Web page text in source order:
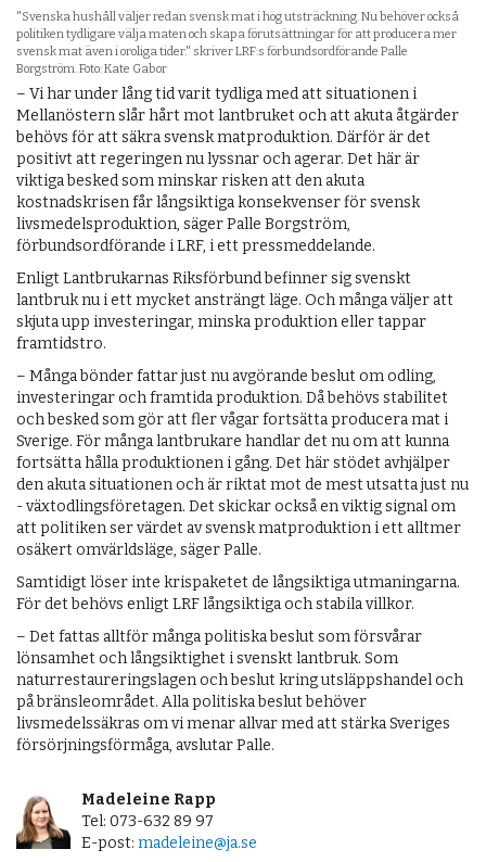
"Svenska hushåll väljer redan svensk mat i hög utsträckning. Nu behöver också
politiken tydligare välja maten och skapa förutsättningar för att producera mer
svensk mat även i oroliga tider." skriver LRF:s förbundsordförande Palle
Borgström. Foto: Kate Gabor
– Vi har under lång tid varit tydliga med att situationen i
Mellanöstern slår hårt mot lantbruket och att akuta åtgärder
behövs för att säkra svensk matproduktion. Därför är det
positivt att regeringen nu lyssnar och agerar. Det här är
viktiga besked som minskar risken att den akuta
kostnadskrisen får långsiktiga konsekvenser för svensk
livsmedelsproduktion, säger Palle Borgström,
förbundsordförande i LRF, i ett pressmeddelande.
Enligt Lantbrukarnas Riksförbund befinner sig svenskt
lantbruk nu i ett mycket ansträngt läge. Och många väljer att
skjuta upp investeringar, minska produktion eller tappar
framtidstro.
– Många bönder fattar just nu avgörande beslut om odling,
investeringar och framtida produktion. Då behövs stabilitet
och besked som gör att fler vågar fortsätta producera mat i
Sverige. För många lantbrukare handlar det nu om att kunna
fortsätta hålla produktionen i gång. Det här stödet avhjälper
den akuta situationen och är riktat mot de mest utsatta just nu
- växtodlingsföretagen. Det skickar också en viktig signal om
att politiken ser värdet av svensk matproduktion i ett alltmer
osäkert omvärldsläge, säger Palle.
Samtidigt löser inte krispaketet de långsiktiga utmaningarna.
För det behövs enligt LRF långsiktiga och stabila villkor.
– Det fattas alltför många politiska beslut som försvårar
lönsamhet och långsiktighet i svenskt lantbruk. Som
naturrestaureringslagen och beslut kring utsläppshandel och
på bränsleområdet. Alla politiska beslut behöver
livsmedelssäkras om vi menar allvar med att stärka Sveriges
försörjningsförmåga, avslutar Palle.
Madeleine Rapp
Tel: 073-632 89 97
E-post: madeleine@ja.se